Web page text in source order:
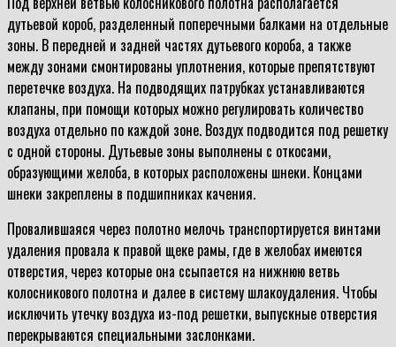
дутьевой короб, разделенный поперечными балками на отдельные
зоны. В передней и задней частях дутьевого короба, а также
между зонами смонтированы уплотнения, которые препятствуют
перетечке воздуха. На подводящих патрубках устанавливаются
клапаны, при помощи которых можно регулировать количество
воздуха отдельно по каждой зоне. Воздух подводится под решетку
с одной стороны. Дутьевые зоны выполнены с откосами,
образующими желоба, в которых расположены шнеки. Концами
шнеки закреплены в подшипниках качения.
Провалившаяся через полотно мелочь транспортируется винтами
удаления провала к правой щеке рамы, где в желобах имеются
отверстия, через которые она ссыпается на нижнюю ветвь
колосникового полотна и далее в систему шлакоудаления. Чтобы
исключить утечку воздуха из-под решетки, выпускные отверстия
перекрываются специальными заслонками.